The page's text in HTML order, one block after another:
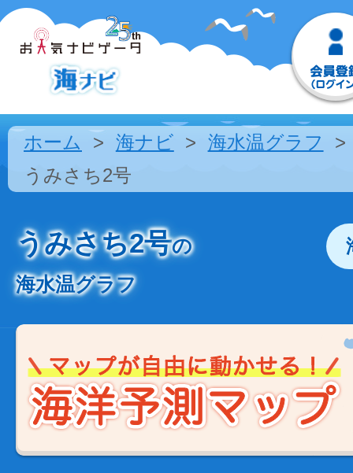
ホーム 海ナビ
海水温グラフ
うみさち2号
うみさち2号の
海水温グラフ